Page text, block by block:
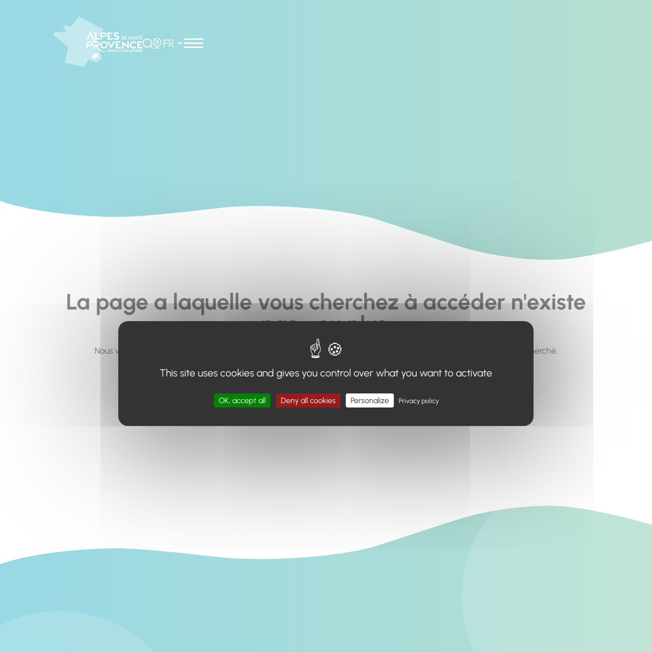
Rechercher
Choisir la langue
La page a laquelle vous cherchez à accéder n'existe
pas... ou plus.
Nous vous invitons à utiliser le moteur de recherche en haut de page, ou à utiliser le menu pour trouver le contenu recherché.
Retour à l'accueil
This site uses cookies and gives you control over what you want to activate
OK, accept all Deny all cookies Personalize Privacy policy